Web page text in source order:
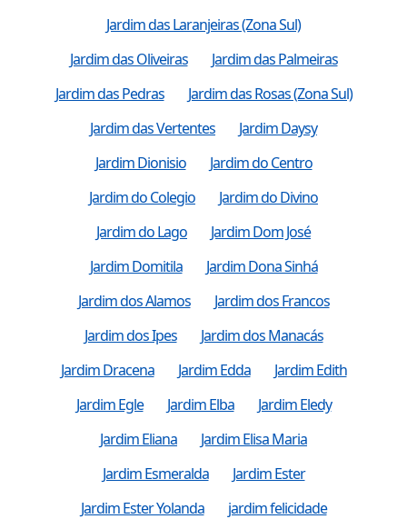
Jardim das Laranjeiras (Zona Sul)
Jardim das Oliveiras
Jardim das Palmeiras
Jardim das Pedras
Jardim das Rosas (Zona Sul)
Jardim das Vertentes
Jardim Daysy
Jardim Dionisio
Jardim do Centro
Jardim do Colegio
Jardim do Divino
Jardim do Lago
Jardim Dom José
Jardim Domitila
Jardim Dona Sinhá
Jardim dos Alamos
Jardim dos Francos
Jardim dos Ipes
Jardim dos Manacás
Jardim Dracena
Jardim Edda
Jardim Edith
Jardim Egle
Jardim Elba
Jardim Eledy
Jardim Eliana
Jardim Elisa Maria
Jardim Esmeralda
Jardim Ester
Jardim Ester Yolanda
jardim felicidade